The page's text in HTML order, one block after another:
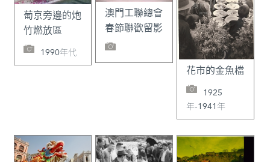
葡京旁邊的炮
竹燃放區
1990年代
澳門工聯總會
春節聯歡留影
花市的金魚檔
1925
年-1941年